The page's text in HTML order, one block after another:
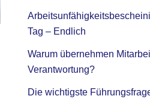
Tag – Endlich
Warum übernehmen
Verantwortung?
Die wichtigste